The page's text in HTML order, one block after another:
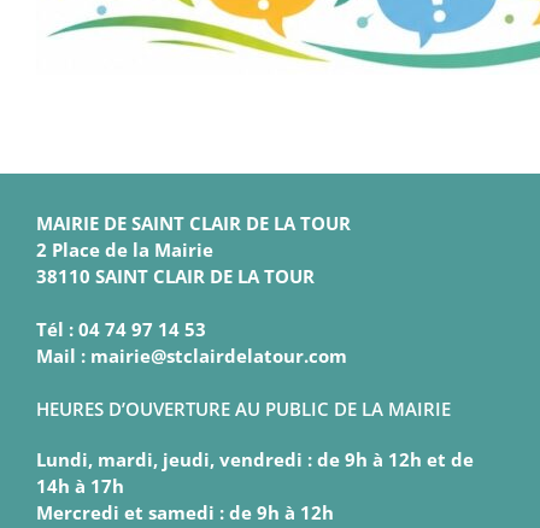
MAIRIE DE SAINT CLAIR DE LA TOUR
2 Place de la Mairie
38110 SAINT CLAIR DE LA TOUR
Tél : 04 74 97 14 53
Mail : mairie@stclairdelatour.com
HEURES D’OUVERTURE AU PUBLIC DE LA MAIRIE
Lundi, mardi, jeudi, vendredi : de 9h à 12h et de
14h à 17h
Mercredi et samedi : de 9h à 12h